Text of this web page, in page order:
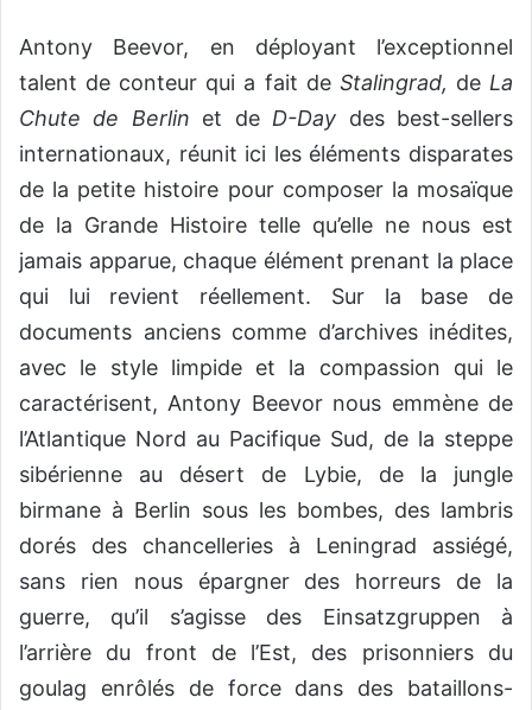
Antony Beevor, en déployant l’exceptionnel
talent de conteur qui a fait de Stalingrad, deLa
Chute de Berlin et deD-Day des best-sellers
internationaux, réunit ici les éléments disparates
de la petite histoire pour composer la mosaïque
de la Grande Histoire telle qu’elle ne nous est
jamais apparue, chaque élément prenant la place
qui lui revient réellement. Sur la base de
documents anciens comme d’archives inédites,
avec le style limpide et la compassion qui le
caractérisent, Antony Beevor nous emmène de
l’Atlantique Nord au Pacifique Sud, de la steppe
sibérienne au désert de Lybie, de la jungle
birmane à Berlin sous les bombes, des lambris
dorés des chancelleries à Leningrad assiégé,
sans rien nous épargner des horreurs de la
guerre, qu’il s’agisse des Einsatzgruppen à
l’arrière du front de l’Est, des prisonniers du
goulag enrôlés de force dans des bataillons-